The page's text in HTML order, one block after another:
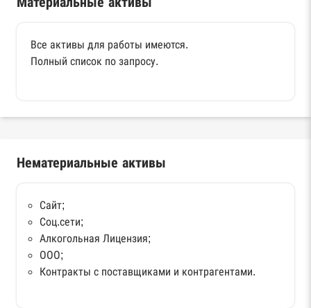
Все активы для работы имеются.
Полный список по запросу.
Нематериальные активы
Сайт;
Соц.сети;
Алкогольная Лицензия;
ООО;
Контракты с поставщиками и контрагентами.